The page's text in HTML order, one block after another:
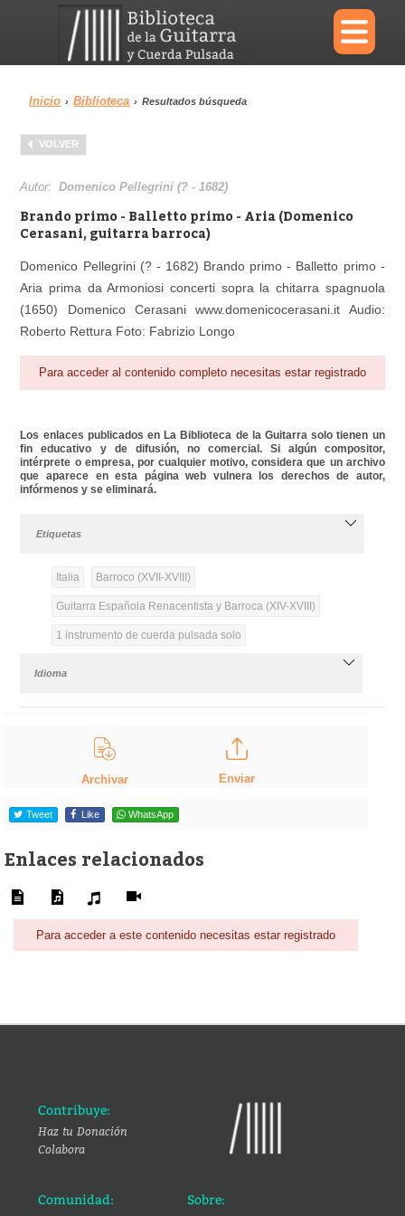
×
Menu
Biblioteca
Área personal
Inicio › Biblioteca › Resultados búsqueda
VOLVER
Autor:Domenico Pellegrini (? - 1682)
Brando primo - Balletto primo - Aria (Domenico
Cerasani, guitarra barroca)
Domenico Pellegrini (? - 1682) Brando primo - Balletto primo -
Aria prima da Armoniosi concerti sopra la chitarra spagnuola
(1650) Domenico Cerasani www.domenicocerasani.it Audio:
Roberto Rettura Foto: Fabrizio Longo
Para acceder al contenido completo necesitas estar registrado
Los enlaces publicados en La Biblioteca de la Guitarra solo tienen un
fin educativo y de difusión, no comercial. Si algún compositor,
intérprete o empresa, por cualquier motivo, considera que un archivo
que aparece en esta página web vulnera los derechos de autor,
infórmenos y se eliminará.
Etiquetas
Italia Barroco (XVII-XVIII)
Guitarra Española Renacentista y Barroca (XIV-XVIII)
1 instrumento de cuerda pulsada solo
Idioma
Archivar Enviar
Tweet Like WhatsApp
Enlaces relacionados
Para acceder a este contenido necesitas estar registrado
Contribuye:
Haz tu Donación
Colabora
Comunidad: Sobre: